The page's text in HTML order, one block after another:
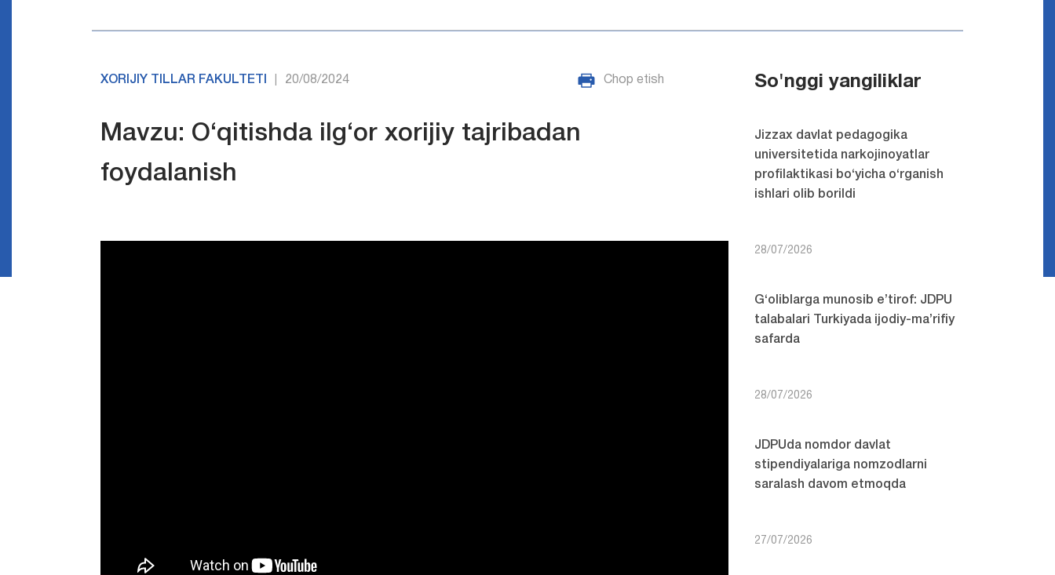
XORIJIY TILLAR FAKULTETI 20/08/2024 Chop etish
Mavzu: O‘qitishda ilg‘or xorijiy tajribadan
foydalanish
So'nggi yangiliklar
Jizzax davlat pedagogika
universitetida narkojinoyatlar
profilaktikasi bo‘yicha o‘rganish
ishlari olib borildi
28/07/2026
G‘oliblarga munosib e’tirof: JDPU
talabalari Turkiyada ijodiy-ma’rifiy
safarda
28/07/2026
JDPUda nomdor davlat
stipendiyalariga nomzodlarni
saralash davom etmoqda
27/07/2026